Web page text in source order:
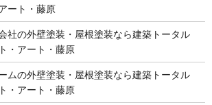
ート・藤原
社の外壁塗装・屋根塗装なら建築トータル
・アート・藤原
ムの外壁塗装・屋根塗装なら建築トータル
・アート・藤原